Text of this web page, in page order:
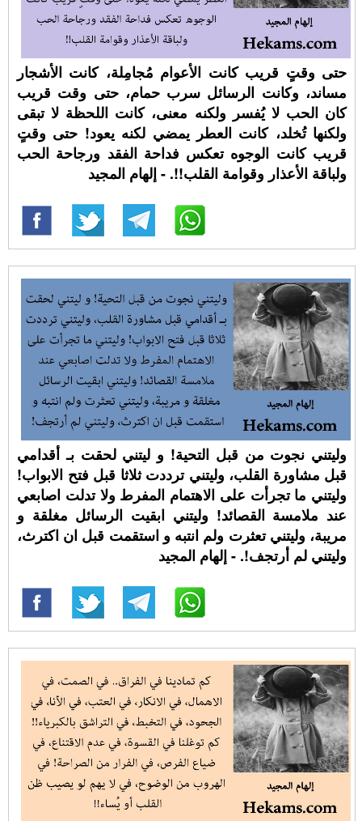
حتى وقتٍ قريب كانت الأعوام مُجامِلة، كانت الأشجار
مساند، وكانت الرسائل سرب حمام، حتى وقت قريب
كان الحب لا يُفسر ولكنه معنى، كانت اللحظة لا تبقى
ولكنها تُخلد، كانت العطر يمضي لكنه يعود! حتى وقتٍ
قريب كانت الوجوه تعكس فداحة الفقد ورجاحة الحب
ولباقة الأعذار وقوامة القلب!!. - إلهام المجيد
وليتني نجوت من قبل التحية! و ليتني لحقت بـ أقدامي
قبل مشاورة القلب، وليتني ترددت ثلاثا قبل فتح الابواب!
وليتني ما تجرأت على الاهتمام المفرط ولا تدلت اصابعي
عند ملامسة القصائد! وليتني ابقيت الرسائل مغلقة و
مريبة، وليتني تعثرت ولم انتبه و استقمت قبل ان اكترث،
وليتني لم أرتجف!. - إلهام المجيد